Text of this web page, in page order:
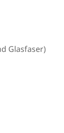
Glasfaser)